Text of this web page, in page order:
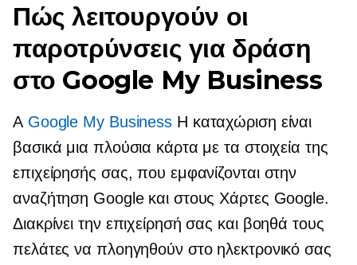
Πώς λειτουργούν οι
παροτρύνσεις για δράση
στο Google My Business
A Google My Business Η καταχώριση είναι
βασικά μια πλούσια κάρτα με τα στοιχεία της
επιχείρησής σας, που εμφανίζονται στην
αναζήτηση Google και στους Χάρτες Google.
Διακρίνει την επιχείρησή σας και βοηθά τους
πελάτες να πλοηγηθούν στο ηλεκτρονικό σας